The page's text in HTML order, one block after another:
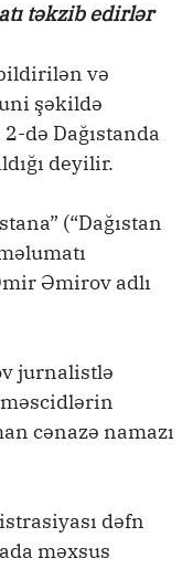
təkzib edirlər
və
şəkildə
də Dağıstanda
deyilir.
(“Dağıstan
Əmirov adlı
jurnalistlə
məscidlərin
cənazə namazı
dəfn
məxsus